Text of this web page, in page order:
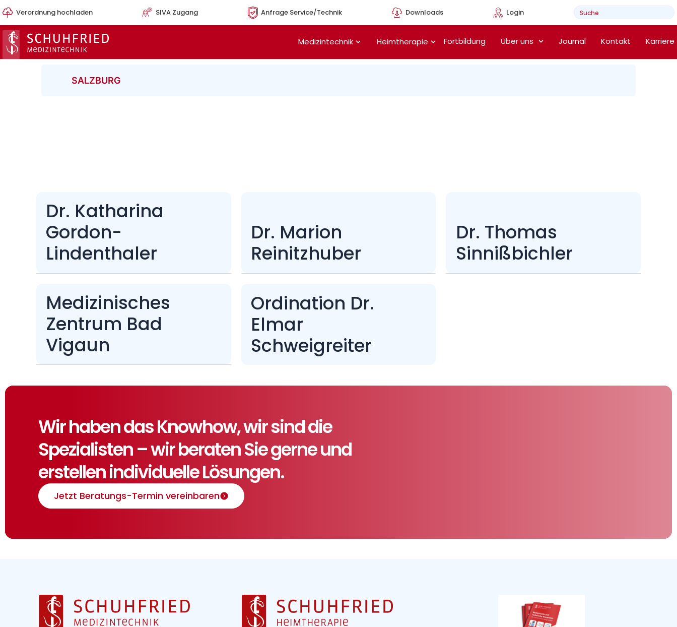
Zum
Inhalt
springen
Verordnung hochladen SIVA Zugang Anfrage Service/Technik Downloads Login
Medizintechnik Öffne Medizintechnik
Heimtherapie Öffne Heimtherapie
Fortbildung Über uns Journal Kontakt Karriere
SALZBURG
Dr. Katharina
Gordon-
Lindenthaler
Dr. Marion
Reinitzhuber
Dr. Thomas
Sinnißbichler
Medizinisches
Zentrum Bad
Vigaun
Ordination Dr.
Elmar
Schweigreiter
Wir haben das Knowhow, wir sind die
Spezialisten – wir beraten Sie gerne und
erstellen individuelle Lösungen.
Jetzt Beratungs-Termin vereinbaren